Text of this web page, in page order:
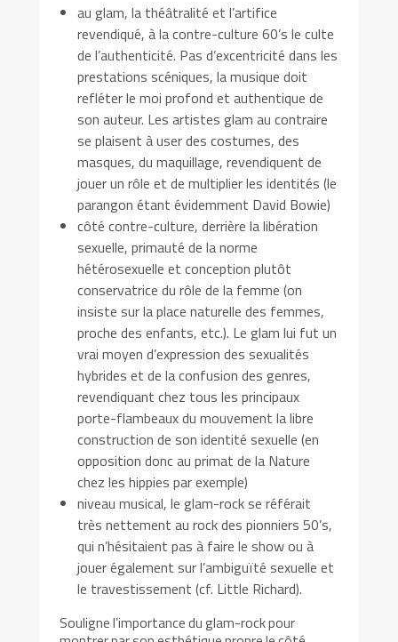
au glam, la théâtralité et l’artifice
revendiqué, à la contre-culture 60’s le culte
de l’authenticité. Pas d’excentricité dans les
prestations scéniques, la musique doit
refléter le moi profond et authentique de
son auteur. Les artistes glam au contraire
se plaisent à user des costumes, des
masques, du maquillage, revendiquent de
jouer un rôle et de multiplier les identités (le
parangon étant évidemment David Bowie)
côté contre-culture, derrière la libération
sexuelle, primauté de la norme
hétérosexuelle et conception plutôt
conservatrice du rôle de la femme (on
insiste sur la place naturelle des femmes,
proche des enfants, etc.). Le glam lui fut un
vrai moyen d’expression des sexualités
hybrides et de la confusion des genres,
revendiquant chez tous les principaux
porte-flambeaux du mouvement la libre
construction de son identité sexuelle (en
opposition donc au primat de la Nature
chez les hippies par exemple)
niveau musical, le glam-rock se référait
très nettement au rock des pionniers 50’s,
qui n’hésitaient pas à faire le show ou à
jouer également sur l’ambiguïté sexuelle et
le travestissement (cf. Little Richard).
Souligne l’importance du glam-rock pour